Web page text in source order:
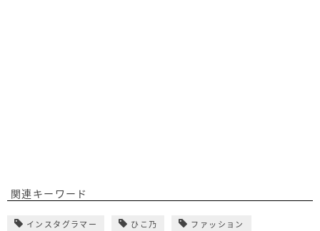
関連キーワード
インスタグラマー ひこ乃 ファッション